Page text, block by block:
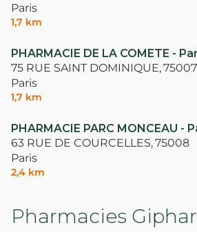
Paris
1,7 km
PHARMACIE DE LA COMETE -
75 RUE SAINT DOMINIQUE,75007
Paris
1,7 km
PHARMACIE PARC MONCEAU -
63 RUE DE COURCELLES,75008
Paris
2,4 km
Pharmacies